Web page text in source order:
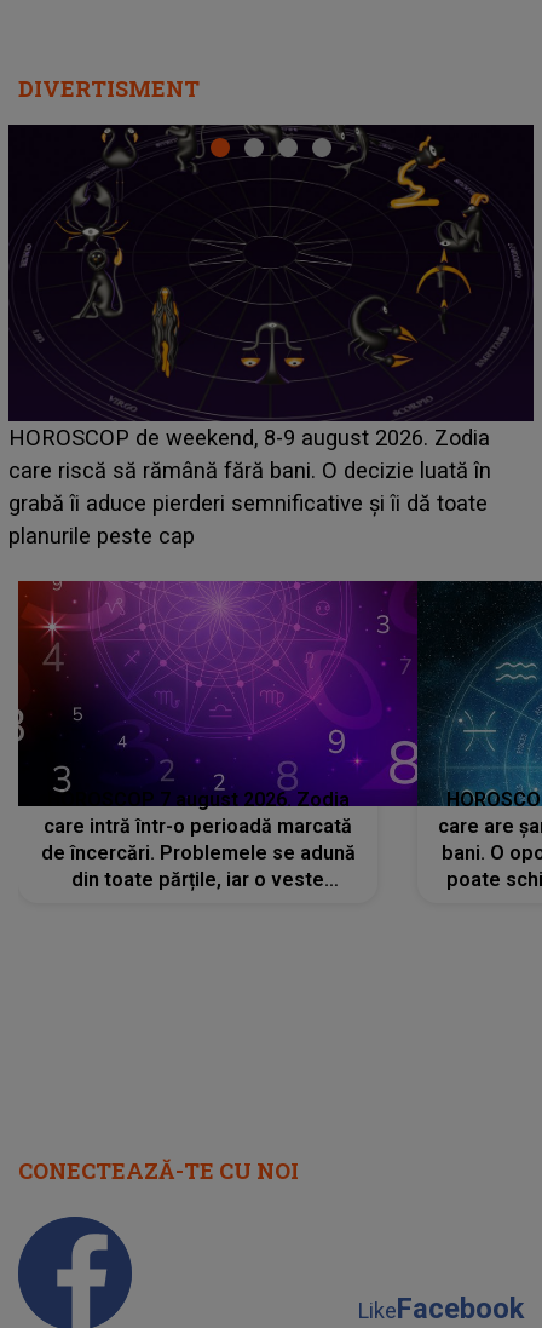
DIVERTISMENT
Emanuel a ținut ACEST DETALIU ASCUNS până
acum! În fața Alexandrei, concurentul din Casa Iubirii
face o MĂRTURISIRE NEAȘTEPTATĂ despre mama
sa: "I-am spus și ei în față, eu nu te iubesc pentru
HOROSCOP 7 august 2026. Zodia
care intră într-o perioadă marcată
de încercări. Problemele se adună
din toate părțile, iar o veste
care are
bani. O
poate
CONECTEAZĂ-TE CU NOI
LikeFacebook